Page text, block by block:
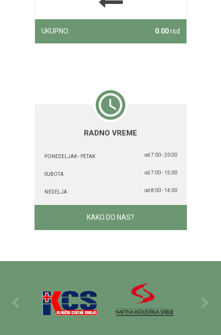
UKUPNO: 0.00rsd
RADNO VREME
PONEDELJAK - PETAK od 7:00 - 20:00
SUBOTA od 7:00 - 15:00
NEDELJA od 8:00 - 14:00
KAKO DO NAS?